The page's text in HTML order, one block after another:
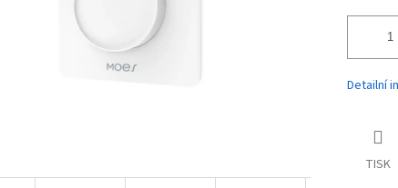
Detailní
TISK